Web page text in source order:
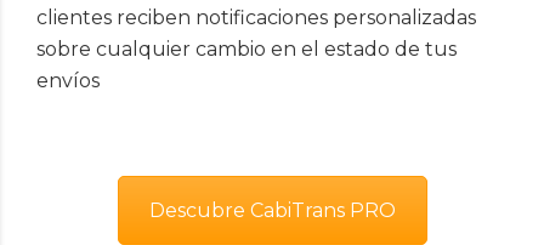
clientes reciben notificaciones personalizadas
sobre cualquier cambio en el estado de tus
envíos
Descubre CabiTrans PRO